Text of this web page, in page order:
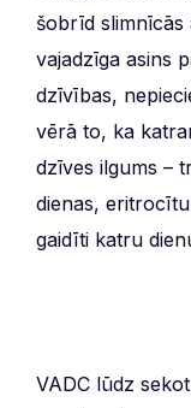
šobrīd slimnīcās
vajadzīga asins
dzīvības,
vērā to, ka
dzīves ilgums –
dienas,
gaidīti katru
VADC lūdz